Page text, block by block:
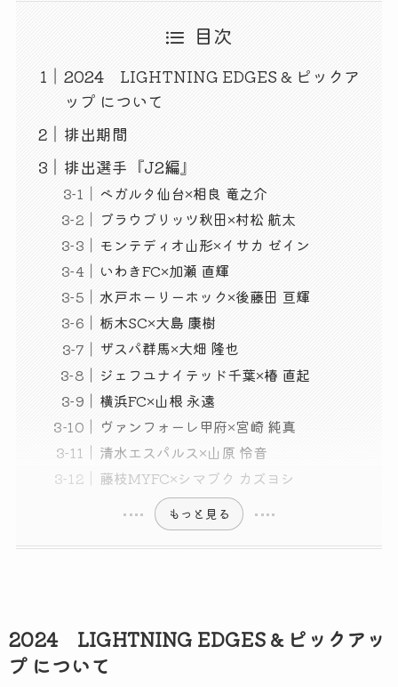
目次
2024 LIGHTNING EDGES & ピックア
ップ について
排出期間
排出選手『J2編』
ベガルタ仙台×相良 竜之介
ブラウブリッツ秋田×村松 航太
モンテディオ山形×イサカ ゼイン
いわきFC×加瀬 直輝
水戸ホーリーホック×後藤田 亘輝
栃木SC×大島 康樹
ザスパ群馬×大畑 隆也
ジェフユナイテッド千葉×椿 直起
横浜FC×山根 永遠
ヴァンフォーレ甲府×宮崎 純真
清水エスパルス×山原 怜音
藤枝MYFC×シマブク カズヨシ
もっと見る
2024 LIGHTNING EDGES & ピックアッ
プ について